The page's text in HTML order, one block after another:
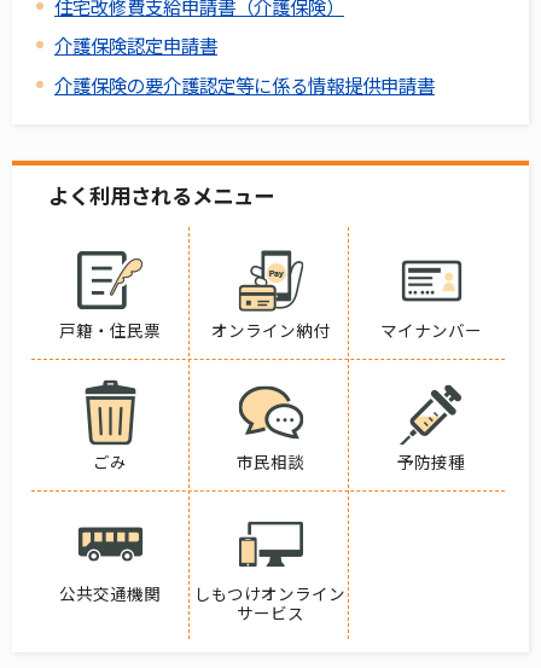
住宅改修費支給申請書（介護保険）
介護保険認定申請書
介護保険の要介護認定等に係る情報提供申請書
よく利用されるメニュー
戸籍・住民票 オンライン納付 マイナンバー
ごみ 市民相談 予防接種
公共交通機関
しもつけオンライン
サービス